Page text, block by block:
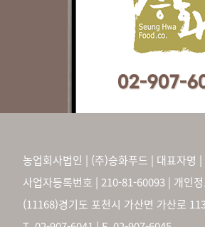
농업회사법인 | (주)승화푸드 | 대표자명 |
사업자등록번호 | 210-81-60093 | 개인
(11168)경기도 포천시 가산면 가산로